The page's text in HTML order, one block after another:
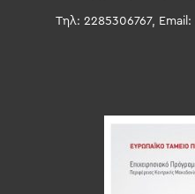
Τηλ: 2285306767, Email: